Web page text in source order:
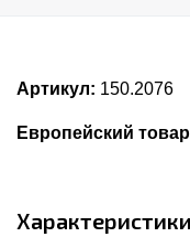
Артикул: 150.2076
Европейский